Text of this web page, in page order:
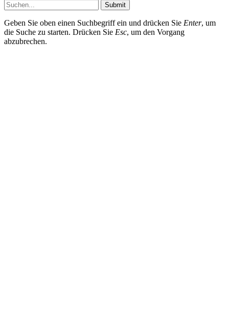
Submit
Geben Sie oben einen Suchbegriff ein und drücken Sie Enter, um
die Suche zu starten. Drücken Sie Esc, um den Vorgang
abzubrechen.